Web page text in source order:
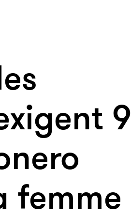
9
femme